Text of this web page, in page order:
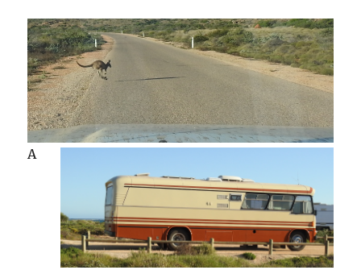
A